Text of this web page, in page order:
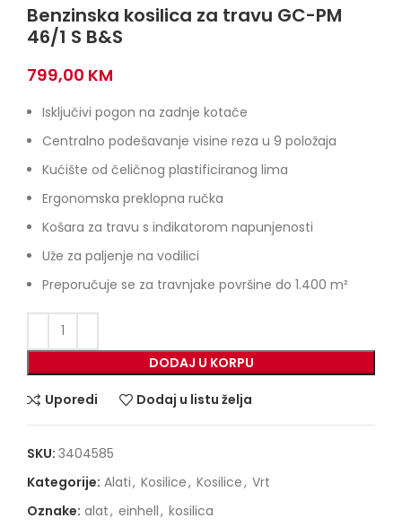
Benzinska kosilica za travu GC-PM
46/1 S B&S
799,00 KM
Isključivi pogon na zadnje kotače
Centralno podešavanje visine reza u 9 položaja
Kućište od čeličnog plastificiranog lima
Ergonomska preklopna ručka
Košara za travu s indikatorom napunjenosti
Uže za paljenje na vodilici
Preporučuje se za travnjake površine do 1.400 m²
DODAJ U KORPU
Uporedi Dodaj u listu želja
SKU: 3404585
Kategorije: Alati, Kosilice, Kosilice, Vrt
Oznake: alat, einhell, kosilica